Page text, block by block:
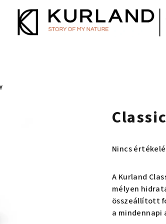
A
átlagos
értékelése
5-
Nincs
A Kurland
mélyen
összeállított
a mindennapi